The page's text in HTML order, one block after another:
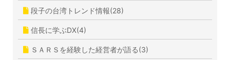
段子の台湾トレンド情報(28)
信長に学ぶDX(4)
ＳＡＲＳを経験した経営者が語る(3)